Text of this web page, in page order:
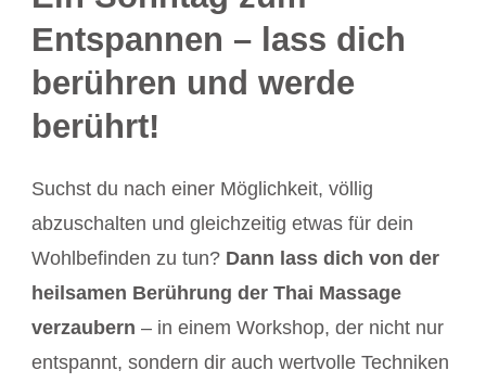
Entspannen – lass dich
berühren und werde
berührt!
Suchst du nach einer Möglichkeit, völlig
abzuschalten und gleichzeitig etwas für dein
Wohlbefinden zu tun? Dann lass dich von der
heilsamen Berührung der Thai Massage
verzaubern – in einem Workshop, der nicht nur
entspannt, sondern dir auch wertvolle Techniken